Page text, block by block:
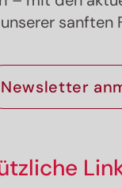
sanften
Newsletter